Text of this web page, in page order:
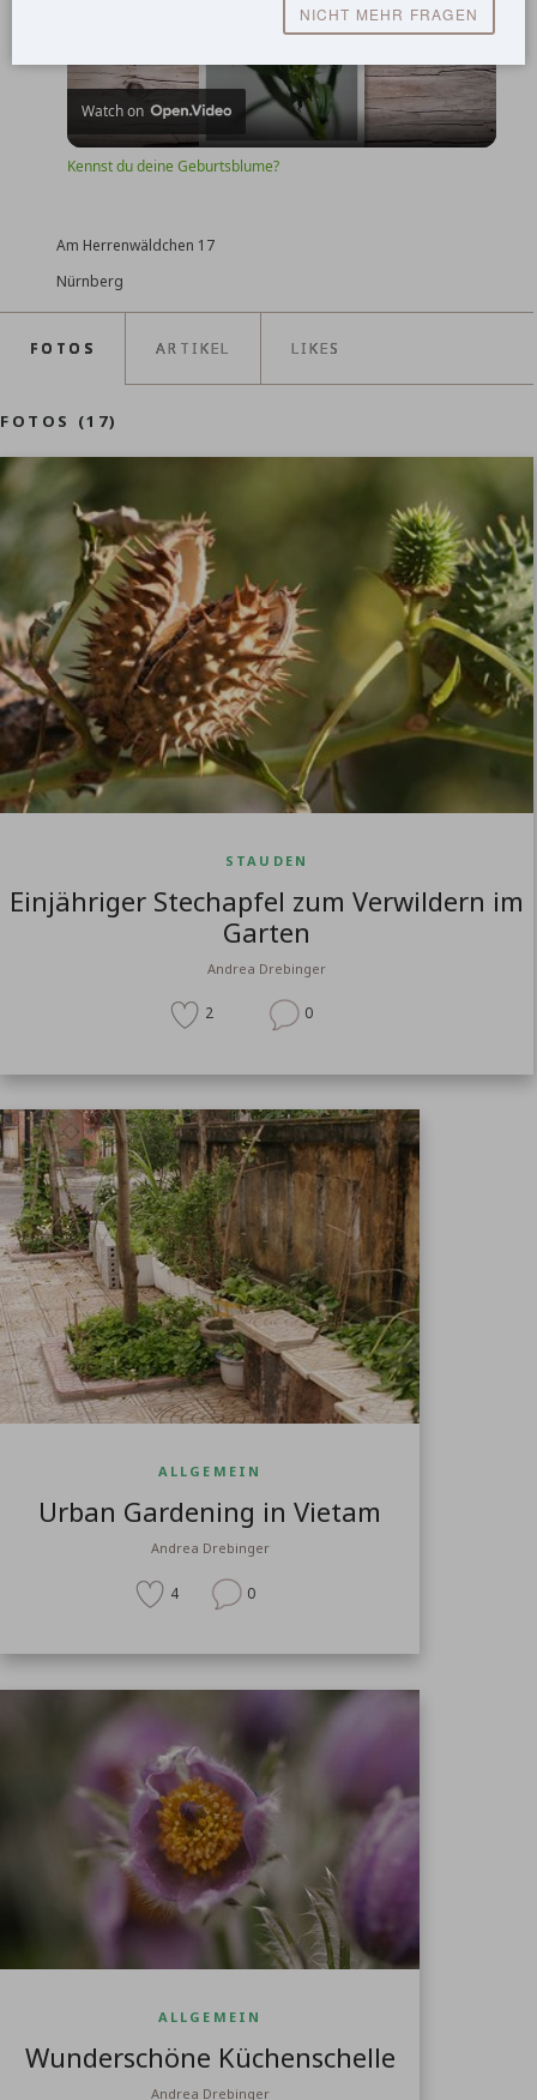
Play
Video
Watch on
Kennst du deine Geburtsblume?
Am Herrenwäldchen 17
Nürnberg
FOTOS ARTIKEL LIKES
FOTOS (17)
STAUDEN
Einjähriger Stechapfel zum Verwildern im
Garten
Andrea Drebinger
2 0
ALLGEMEIN
Urban Gardening in Vietam
Andrea Drebinger
4 0
ALLGEMEIN
Wunderschöne Küchenschelle
Andrea Drebinger
NICHT MEHR FRAGEN